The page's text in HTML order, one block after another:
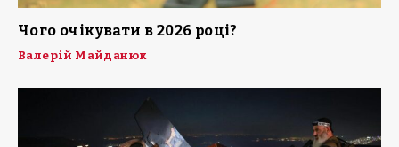
Чого очікувати в 2026 році?
Валерій Майданюк